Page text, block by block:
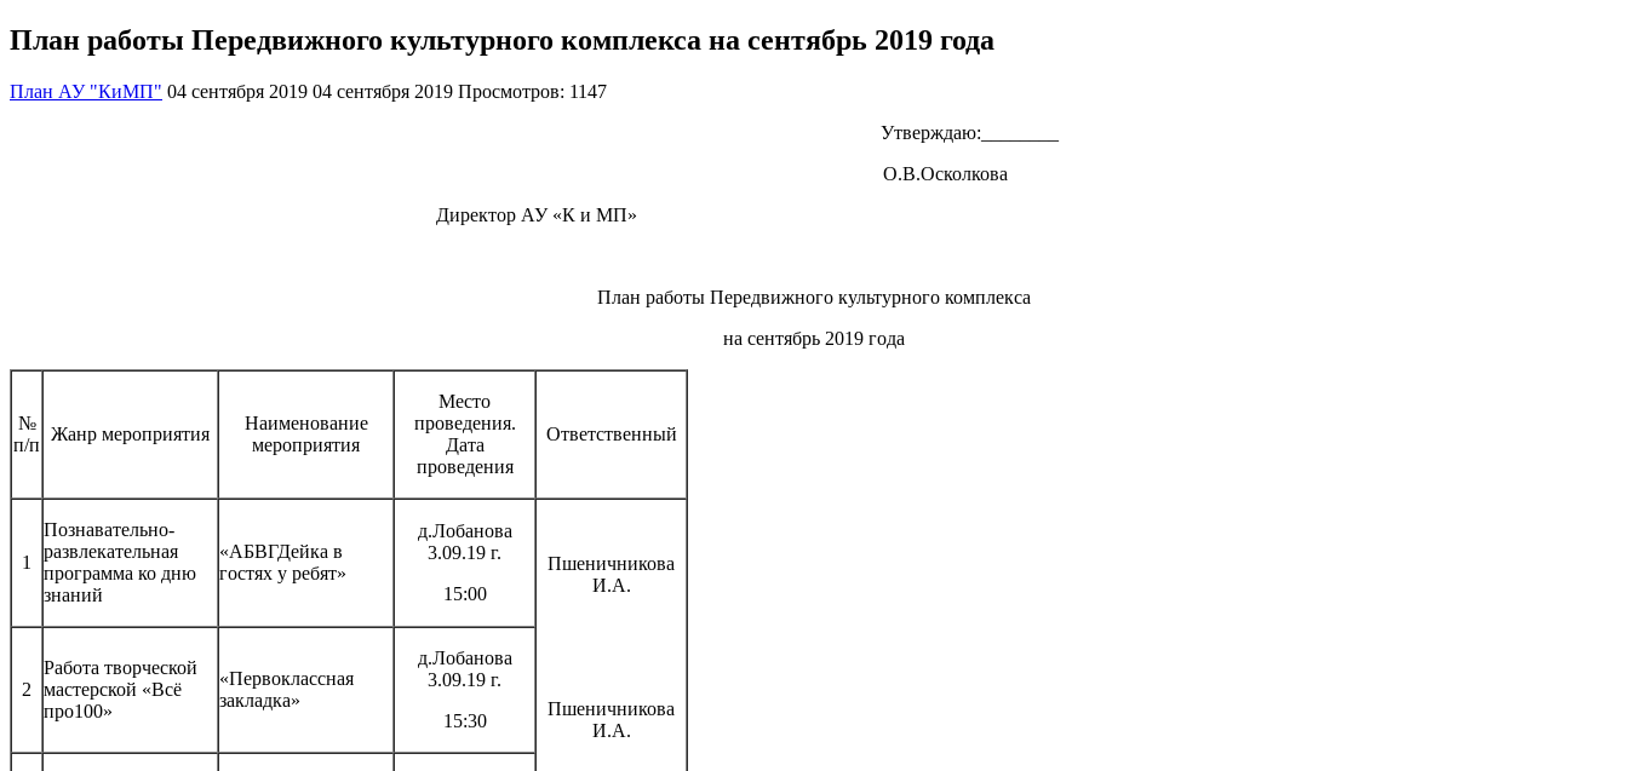
План работы Передвижного культурного комплекса на сентябрь 2019 года
План АУ "КиМП" 04 сентября 2019 04 сентября 2019 Просмотров: 1147
Утверждаю:________
О.В.Осколкова
Директор АУ «К и МП»
План работы Передвижного культурного комплекса
на сентябрь 2019 года
№
п/п
Жанр мероприятия
Наименование
мероприятия
Место
проведения.
Дата
проведения
Ответственный
1
Познавательно-
развлекательная
программа ко дню
знаний
«АБВГДейка в
гостях у ребят»
д.Лобанова
3.09.19 г.
15:00
Пшеничникова
И.А.
Пшеничникова
И.А.
2
Работа творческой
мастерской «Всё
про100»
«Первоклассная
закладка»
д.Лобанова
3.09.19 г.
15:30